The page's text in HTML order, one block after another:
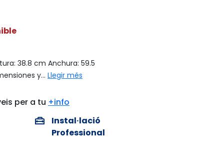
38.8 cm Anchura: 59.5
y... Llegir més
per a tu +info
home_repair_service
Instal·lació
Professional